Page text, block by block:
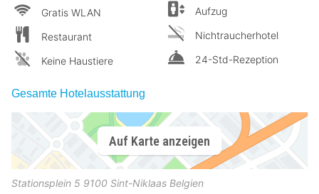
Gratis WLAN
Restaurant
Keine Haustiere
Aufzug
Nichtraucherhotel
24-Std-Rezeption
Gesamte Hotelausstattung
Auf Karte anzeigen
Stationsplein 5 9100 Sint-Niklaas Belgien